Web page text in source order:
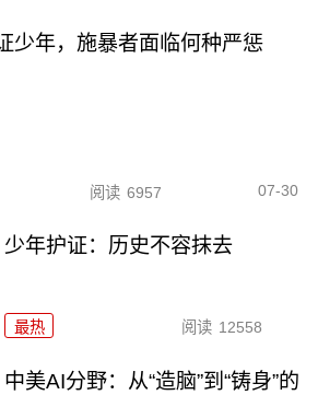
少年，施暴者面临何种严惩
阅读 6957 07-30
少年护证：历史不容抹去
最热 阅读 12558
中美AI分野：从“造脑”到“铸身”的